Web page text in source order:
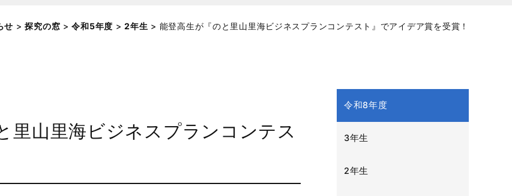
せ >探究の窓 >令和5年度 >2年生 > 能登高生が『のと里山里海ビジネスプランコンテスト』でアイデア賞を受賞！
里山里海ビジネスプランコンテス
令和8年度
3年生
2年生